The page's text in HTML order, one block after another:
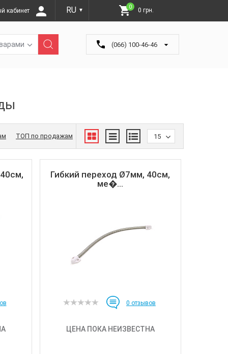
кабинет RU ▼
0 0 грн.
(066) 100-46-46
ТОП по продажам 15
Гибкий переход Ø7мм, 40см,
ме�...
0 отзывов
ЦЕНА ПОКА НЕИЗВЕСТНА